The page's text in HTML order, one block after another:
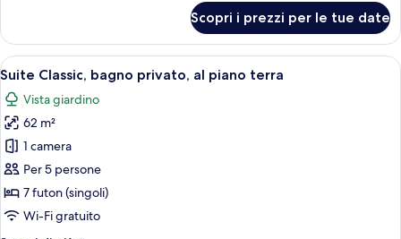
al
piano
terra
Tradizionale,
camere
da
letto,
vista
giardino,
al
piano
terra
Scopri i prezzi per le tue date
Apri
tutte
le
foto
per
Suite
Classic,
bagno
privato,
Una stanza tradizionale giapponese
18
Suite Classic, bagno privato, al piano terra
Vista giardino
62 m²
1 camera
Per 5 persone
7 futon (singoli)
Wi-Fi gratuito